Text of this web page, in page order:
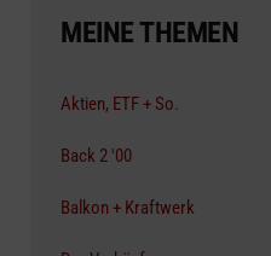
MEINE THEMEN
Aktien, ETF + So.
Back 2 '00
Balkon + Kraftwerk